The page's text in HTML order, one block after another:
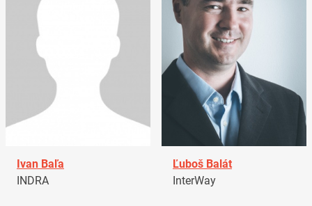
Ivan Baľa
INDRA
Ľuboš Balát
InterWay